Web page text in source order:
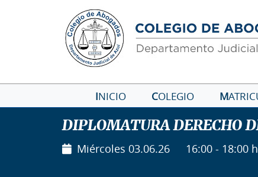
INICIO COLEGIO M
DIPLOMATURA DERECHO
Miércoles 03.06.26 16:00 - 18:00